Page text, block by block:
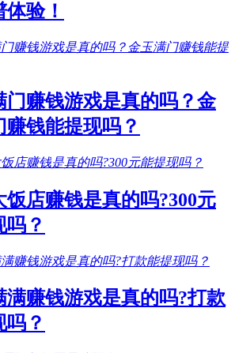
验！
门赚钱游戏是真的吗？金
赚钱能提现吗？
饭店赚钱是真的吗?300元
吗？
满赚钱游戏是真的吗?打款
吗？